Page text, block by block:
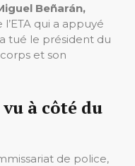
Beñarán,
qui a appuyé
tué le président du
et son
à côté du
de police,